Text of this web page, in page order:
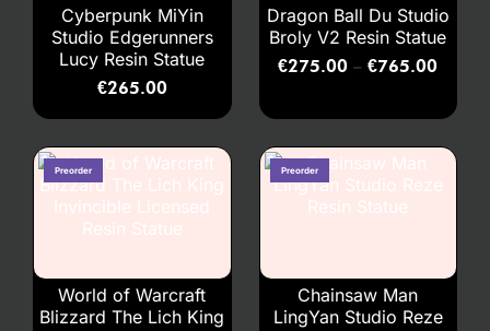
Cyberpunk MiYin
Studio Edgerunners
Lucy Resin Statue
€265.00
Dragon Ball Du Studio
Broly V2 Resin Statue
€275.00 – €765.00
World of Warcraft
Blizzard The Lich King
Chainsaw Man
LingYan Studio Reze